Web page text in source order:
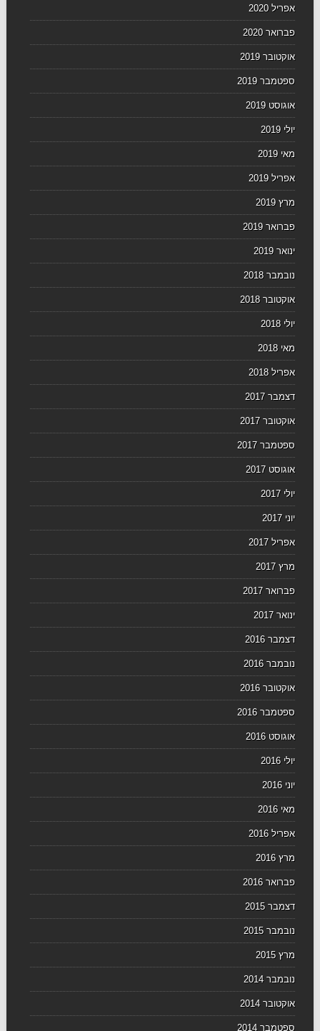
אפריל 2020
פברואר 2020
אוקטובר 2019
ספטמבר 2019
אוגוסט 2019
יולי 2019
מאי 2019
אפריל 2019
מרץ 2019
פברואר 2019
ינואר 2019
נובמבר 2018
אוקטובר 2018
יולי 2018
מאי 2018
אפריל 2018
דצמבר 2017
אוקטובר 2017
ספטמבר 2017
אוגוסט 2017
יולי 2017
יוני 2017
אפריל 2017
מרץ 2017
פברואר 2017
ינואר 2017
דצמבר 2016
נובמבר 2016
אוקטובר 2016
ספטמבר 2016
אוגוסט 2016
יולי 2016
יוני 2016
מאי 2016
אפריל 2016
מרץ 2016
פברואר 2016
דצמבר 2015
נובמבר 2015
מרץ 2015
נובמבר 2014
אוקטובר 2014
ספטמבר 2014